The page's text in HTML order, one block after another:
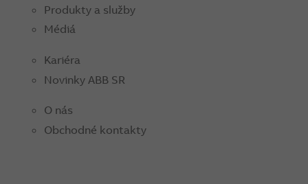
Produkty a služby
Médiá
Kariéra
Novinky ABB SR
O nás
Obchodné kontakty